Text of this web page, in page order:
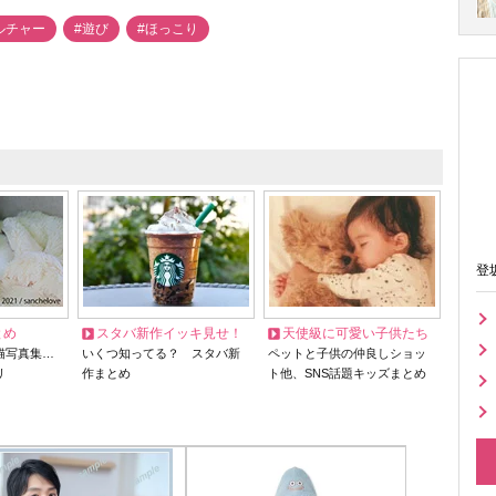
チャー #遊び #ほっこり
め
写真集…
スタバ新作イッキ見せ！
いくつ知ってる？ スタバ新
作まとめ
天使級に可愛い子供たち
ペットと子供の仲良しショッ
ト他、SNS話題キッズまとめ
登